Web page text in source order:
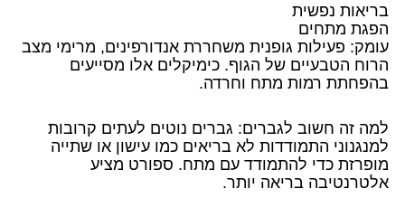
בריאות נפשית
הפגת מתחים
עומק: פעילות גופנית משחררת אנדורפינים, מרימי מצב
הרוח הטבעיים של הגוף. כימיקלים אלו מסייעים
בהפחתת רמות מתח וחרדה.
למה זה חשוב לגברים: גברים נוטים לעתים קרובות
למנגנוני התמודדות לא בריאים כמו עישון או שתייה
מופרזת כדי להתמודד עם מתח. ספורט מציע
אלטרנטיבה בריאה יותר.